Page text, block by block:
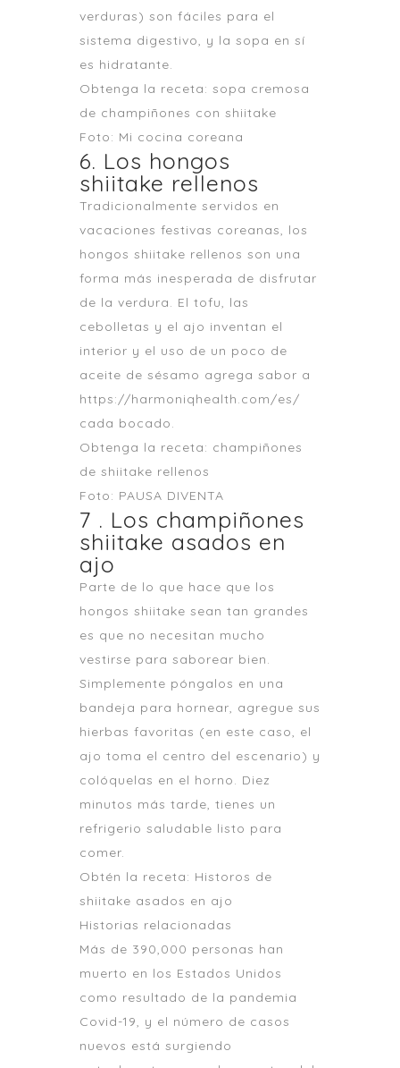
verduras) son fáciles para el
sistema digestivo, y la sopa en sí
es hidratante.
Obtenga la receta: sopa cremosa
de champiñones con shiitake
Foto: Mi cocina coreana
6. Los hongos
shiitake rellenos
Tradicionalmente servidos en
vacaciones festivas coreanas, los
hongos shiitake rellenos son una
forma más inesperada de disfrutar
de la verdura. El tofu, las
cebolletas y el ajo inventan el
interior y el uso de un poco de
aceite de sésamo agrega sabor a
https://harmoniqhealth.com/es/
cada bocado.
Obtenga la receta: champiñones
de shiitake rellenos
Foto: PAUSA DIVENTA
7 . Los champiñones
shiitake asados ​​en
ajo
Parte de lo que hace que los
hongos shiitake sean tan grandes
es que no necesitan mucho
vestirse para saborear bien.
Simplemente póngalos en una
bandeja para hornear, agregue sus
hierbas favoritas (en este caso, el
ajo toma el centro del escenario) y
colóquelas en el horno. Diez
minutos más tarde, tienes un
refrigerio saludable listo para
comer.
Obtén la receta: Historos de
shiitake asados ​​en ajo
Historias relacionadas
Más de 390,000 personas han
muerto en los Estados Unidos
como resultado de la pandemia
Covid-19, y el número de casos
nuevos está surgiendo